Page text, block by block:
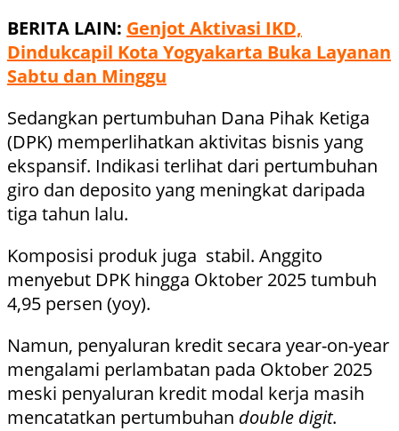
BERITA LAIN: Genjot Aktivasi IKD,
Dindukcapil Kota Yogyakarta Buka Layanan
Sabtu dan Minggu
Sedangkan pertumbuhan Dana Pihak Ketiga
(DPK) memperlihatkan aktivitas bisnis yang
ekspansif. Indikasi terlihat dari pertumbuhan
giro dan deposito yang meningkat daripada
tiga tahun lalu.
Komposisi produk juga stabil. Anggito
menyebut DPK hingga Oktober 2025 tumbuh
4,95 persen (yoy).
Namun, penyaluran kredit secara year-on-year
mengalami perlambatan pada Oktober 2025
meski penyaluran kredit modal kerja masih
mencatatkan pertumbuhan double digit.